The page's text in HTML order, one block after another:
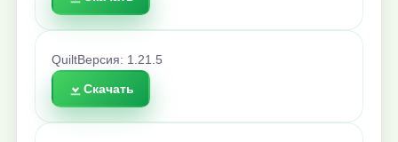
QuiltВерсия: 1.21.5
Скачать